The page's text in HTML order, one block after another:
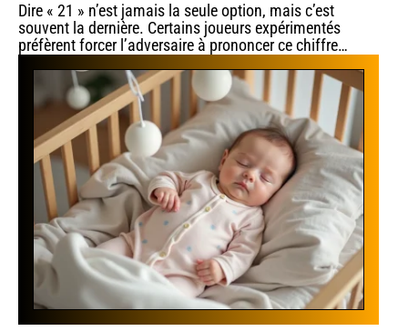
Dire « 21 » n’est jamais la seule option, mais c’est
souvent la dernière. Certains joueurs expérimentés
préfèrent forcer l’adversaire à prononcer ce chiffre…